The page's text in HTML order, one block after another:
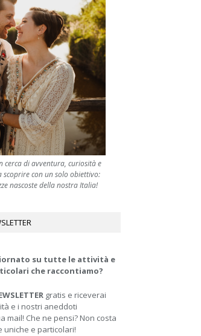
cerca di avventura, curiosità e
con un solo obiettivo:
nascoste della nostra Italia!
su tutte le attività e
che raccontiamo?
gratis e riceverai
e i nostri aneddoti
mail! Che ne pensi? Non costa
e particolari!